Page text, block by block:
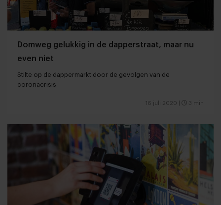
Domweg gelukkig in de dapperstraat, maar nu
even niet
Stilte op de dappermarkt door de gevolgen van de
coronacrisis
16 juli 2020 3 min